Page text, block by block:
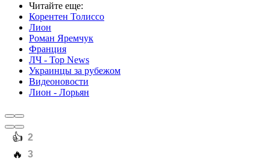
Читайте еще:
Корентен Толиссо
Лион
Роман Яремчук
Франция
ЛЧ - Top News
Украинцы за рубежом
Видеоновости
Лион - Лорьян
️👍 2
️🔥 3